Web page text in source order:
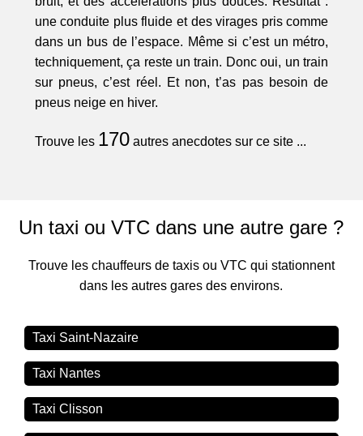
une conduite plus fluide et des virages pris comme
dans un bus de l’espace. Même si c’est un métro,
techniquement, ça reste un train. Donc oui, un train
sur pneus, c’est réel. Et non, t’as pas besoin de
pneus neige en hiver.
Trouve les 170autres anecdotes sur ce site ...
Un taxi ou VTC dans une autre gare ?
Trouve les chauffeurs de taxis ou VTC qui stationnent
dans les autres gares des environs.
Taxi Saint-Nazaire
Taxi Nantes
Taxi Clisson